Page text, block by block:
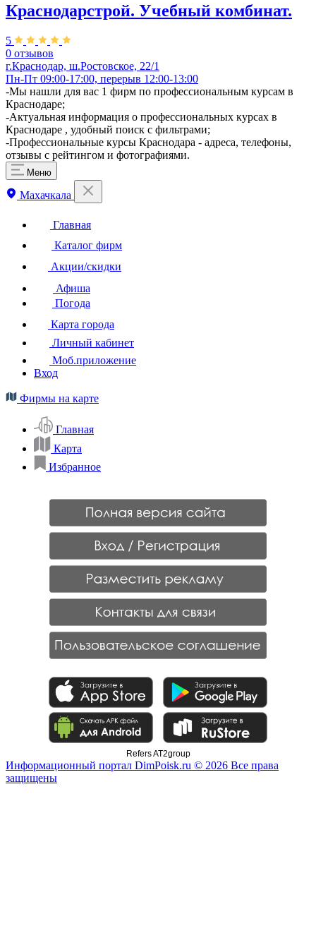
Краснодарстрой. Учебный комбинат.
5
0 отзывов
г.Краснодар, ш.Ростовское, 22/1
Пн-Пт 09:00-17:00, перерыв 12:00-13:00
-Мы нашли для вас 1 фирм по профессиональным курсам в
Краснодаре;
-Актуальная информация о профессиональных курсах в
Краснодаре , удобный поиск с фильтрами;
-Профессиональные курсы Краснодара - адреса, телефоны,
отзывы с рейтингом и фотографиями.
Меню
Махачкала
Главная
Каталог фирм
Акции/скидки
Афиша
Погода
Карта города
Личный кабинет
Моб.приложение
Вход
Фирмы на карте
Главная
Карта
Избранное
Refers AT2group
Информационный портал DimPoisk.ru © 2026 Все права
защищены